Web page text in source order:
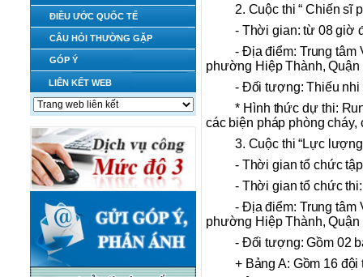
ĐIỀU ƯỚC QUỐC TẾ
CÂU HỎI THƯỜNG GẶP
GÓP Ý
LIÊN KẾT WEB
2. Cuộc thi “ Chiến sĩ
- Thời gian: từ 08 giờ
- Địa điểm: Trung
phường Hiệp Thành, Quận
- Đối tượng: Thiếu nhi
* Hình thức dự thi:
các biện pháp phòng
3. Cuộc thi “Lực
- Thời gian tổ chức
- Thời gian tổ chức
- Địa điểm: Trung
phường Hiệp Thành, Quận
- Đối tượng: Gồm 02
+ Bảng A: Gồm 16 đội